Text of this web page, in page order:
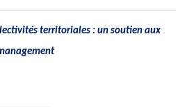
territoriales : un soutien aux